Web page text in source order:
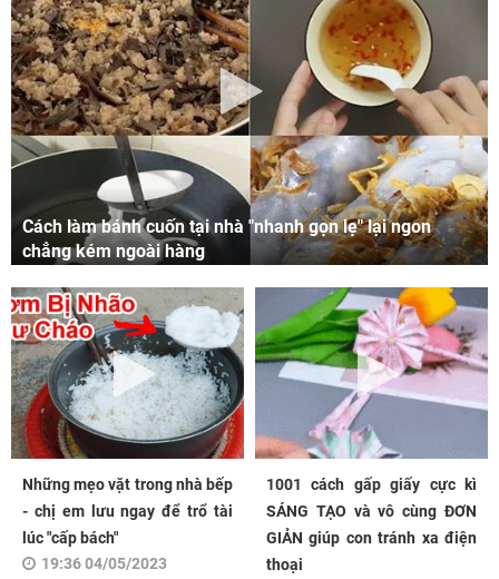
Cách làm bánh cuốn tại nhà "nhanh gọn lẹ" lại ngon
chẳng kém ngoài hàng
Những mẹo vặt trong nhà bếp
- chị em lưu ngay để trổ tài
lúc "cấp bách"
19:36 04/05/2023
1001 cách gấp giấy cực kì
SÁNG TẠO và vô cùng ĐƠN
GIẢN giúp con tránh xa điện
thoại